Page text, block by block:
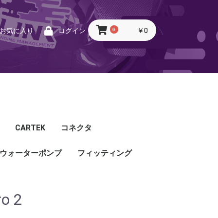
気に入り ログイン 0 ￥0
CARTEK
CARTEK
コネクタ
Lambda
Ignition
Injector
Throttle. Accele
Honda
Subaru
Toyota
Mazda
Mitsubishi
Nissan
Porsche
その他
ウォーターポンプ フィッティング
2